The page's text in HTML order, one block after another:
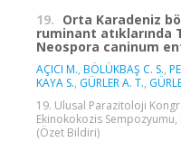
19. Orta Karadeniz
ruminant atıklarında
Neospora caninum
AÇICI M., BÖLÜKBAŞ C. S.,
KAYA S., GÜRLER A. T.,
19. Ulusal Parazitoloji
Ekinokokozis Sempozyumu,
(Özet Bildiri)